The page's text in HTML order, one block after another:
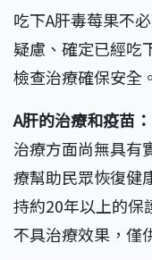
吃下A肝毒莓果不
疑慮、確定已經吃
檢查治療確保安全。
A肝的治療和疫苗：
治療方面尚無具有
療幫助民眾恢復健
持約20年以上的保
不具治療效果，僅